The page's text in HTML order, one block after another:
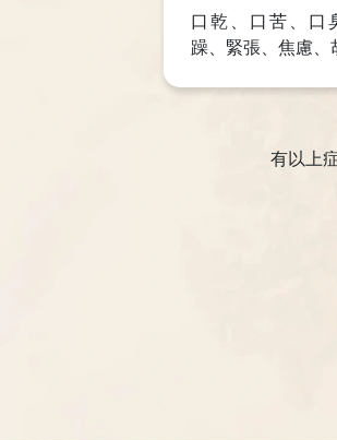
口乾、口苦、口
躁、緊張、焦慮、
有以上